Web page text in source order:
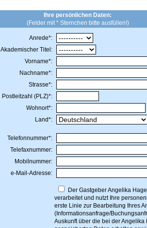
Ihre persönlichen Daten:
(Felder mit * Sternchen bitte ausfüllen!)
Anrede*:
Akademischer Titel:
Vorname*:
Nachname*:
Strasse*:
Postleitzahl (PLZ)*:
Wohnort*:
Land*:
Telefonnummer*:
Telefaxnummer:
Mobilnummer:
e-Mail-Adresse:
Der Gastgeber Angelika
verarbeitet und nutzt Ihre
erste Linie zur Bearbeitung Ihres
(Informationsanfrage/
Auskunft über die bei der Angelika